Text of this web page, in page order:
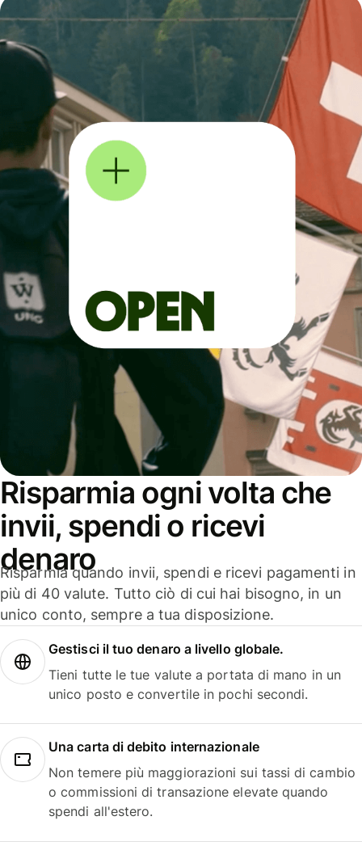
Risparmia ogni volta che
invii, spendi o ricevi
denaro
Risparmia quando invii, spendi e ricevi pagamenti in
più di 40 valute. Tutto ciò di cui hai bisogno, in un
unico conto, sempre a tua disposizione.
Gestisci il tuo denaro a livello globale.
Tieni tutte le tue valute a portata di mano in un
unico posto e convertile in pochi secondi.
Una carta di debito internazionale
Non temere più maggiorazioni sui tassi di cambio
o commissioni di transazione elevate quando
spendi all'estero.